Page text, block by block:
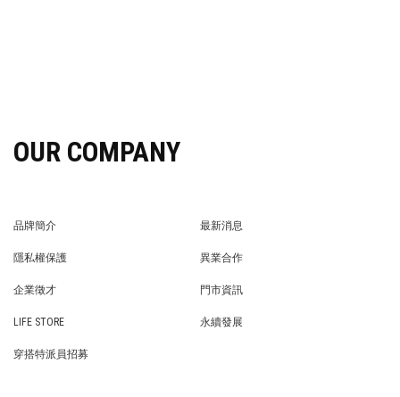
OUR COMPANY
品牌簡介
最新消息
隱私權保護
異業合作
企業徵才
門市資訊
LIFE STORE
永續發展
穿搭特派員招募